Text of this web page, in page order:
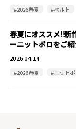
#2026春夏 #ベルト
春夏にオススメ!!新
ーニットポロをご
2026.04.14
#2026春夏 #ニットポ